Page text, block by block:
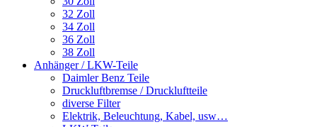
32 Zoll
34 Zoll
36 Zoll
38 Zoll
Anhänger / LKW-Teile
Daimler Benz Teile
Druckluftbremse / Druckluftteile
diverse Filter
Elektrik, Beleuchtung, Kabel, usw…